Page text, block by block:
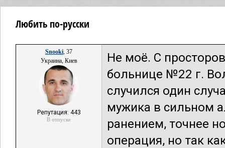
Любить по-русски
Snooki, 37
Украина, Киев
Репутация: 443
В отпуске
Не моё. С
больнице №22 г.
случился один
мужика в сильном
ранением, точнее
операция, но так